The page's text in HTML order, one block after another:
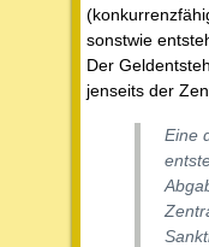
sonstwie
Der
jenseits der
Eine